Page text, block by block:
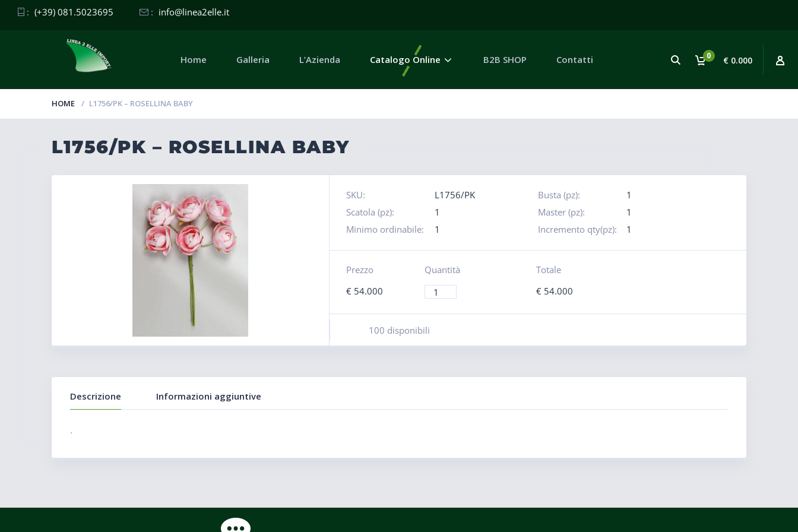
: (+39) 081.5023695 : info@linea2elle.it
0 € 0.000
Home Galleria L’Azienda Catalogo Online B2B SHOP Contatti
HOME L1756/PK – ROSELLINA BABY
L1756/PK – ROSELLINA BABY
SKU: L1756/PK Busta (pz):
1
Scatola (pz):
1 Master (pz):
1
Minimo ordinabile:
1 Incremento qty(pz): 1
Prezzo
€ 54.000
Quantità
Totale
€54.000
100 disponibili
Descrizione Informazioni aggiuntive
.